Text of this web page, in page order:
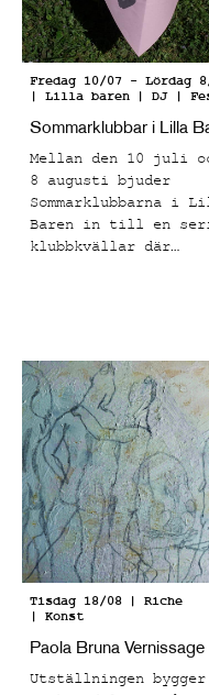
Fredag 10/07 - Lördag
| Lilla baren | DJ |
Sommarklubbar i Lilla
Mellan den 10 juli
8 augusti bjuder
Sommarklubbarna i
Baren in till en
klubbkvällar där
Tisdag 18/08 | Riche
| Konst
Paola Bruna Vernissage
Utställningen